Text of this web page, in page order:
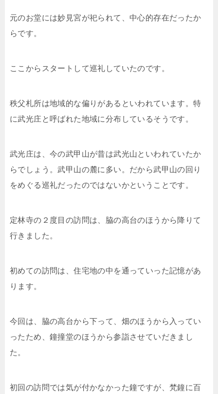
元のお堂には妙見宮が祀られて、中心的存在だったか
らです。
ここからスタートして巡礼していたのです。
秩父札所は地域的な偏りがあるといわれています。特
に武光庄と呼ばれた地域に分布しているそうです。
武光庄は、今の武甲山が昔は武光山といわれていたか
らでしょう。武甲山の麓に多い。だから武甲山の回り
をめぐる巡礼だったのではないかということです。
定林寺の２度目の訪問は、脇の高台のほうから降りて
行きました。
初めての訪問は、住宅地の中を通っていった記憶があ
ります。
今回は、脇の高台から下って、畑のほうから入ってい
ったため、鐘撞堂のほうから参詣させていだきまし
た。
初回の訪問では気が付かなかった鐘ですが、梵鐘に百